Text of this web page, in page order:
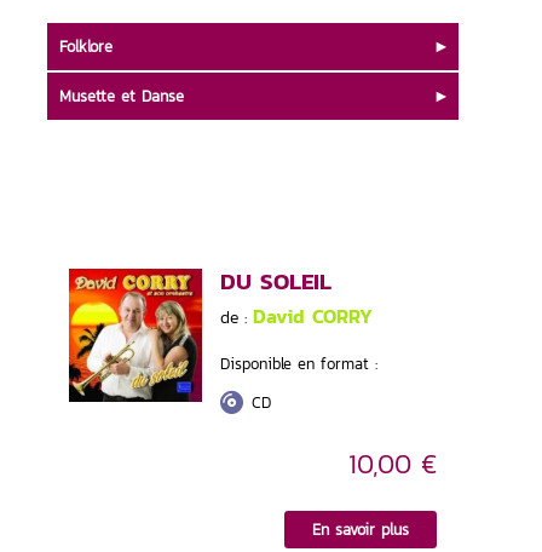
DU SOLEIL
de : David CORRY
Disponible en format :
CD
10,00 €
En savoir plus
Folklore
Musette et Danse